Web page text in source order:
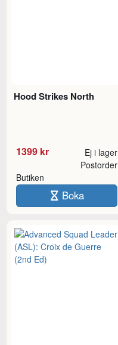
Hood Strikes North
1399 kr Ej i lager
Butiken
Postorder
Boka